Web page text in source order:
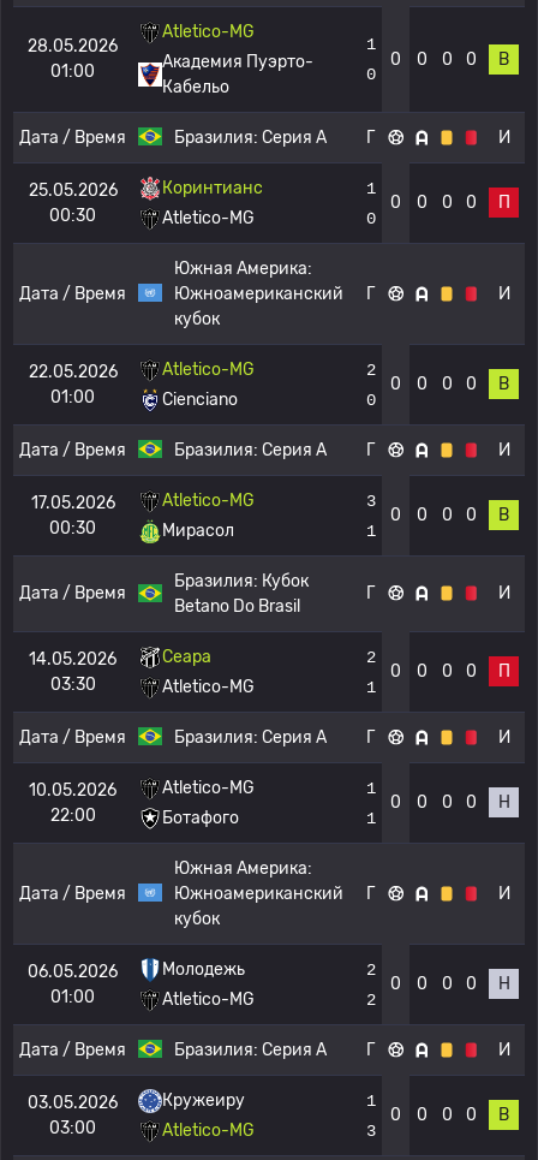
28.05.2026
01:00
Atletico-MG
Академия Пуэрто-
Кабельо
1
0
0 0 0 0 В
Дата / Время Бразилия: Серия А Г И
25.05.2026
00:30
Коринтианс
Atletico-MG
1
0
0 0 0 0 П
Дата / Время
Южная Америка:
Южноамериканский
кубок
Г И
22.05.2026
01:00
Atletico-MG
Cienciano
2
0
0 0 0 0 В
Дата / Время Бразилия: Серия А Г И
17.05.2026
00:30
Atletico-MG
Мирасол
3
1
0 0 0 0 В
Дата / Время
Бразилия: Кубок
Betano Do Brasil
Г И
14.05.2026
03:30
Сеара
Atletico-MG
2
1
0 0 0 0 П
Дата / Время Бразилия: Серия А Г И
10.05.2026
22:00
Atletico-MG
Ботафого
1
1
0 0 0 0 Н
Дата / Время
Южная Америка:
Южноамериканский
кубок
Г И
06.05.2026
01:00
Молодежь
Atletico-MG
2
2
0 0 0 0 Н
Дата / Время Бразилия: Серия А Г И
03.05.2026
03:00
Кружеиру
Atletico-MG
1
3
0 0 0 0 В